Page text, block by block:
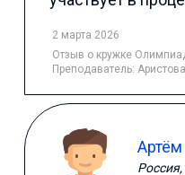
2 марта 2026
Отзыв о кружке
Преподаватель:
Артём